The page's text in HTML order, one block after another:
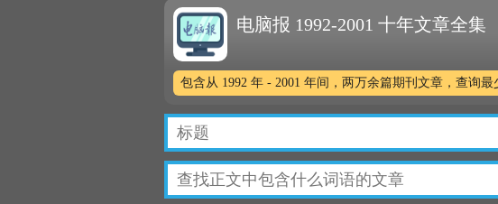
电脑报 1992-2001 十年文章全集
包含从 1992 年 - 2001 年间，两万余篇期刊文章，查询